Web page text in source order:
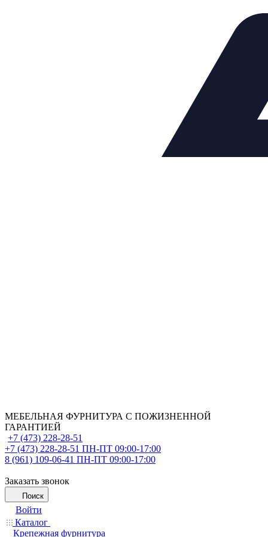
МЕБЕЛЬНАЯ ФУРНИТУРА С ПОЖИЗНЕННОЙ
ГАРАНТИЕЙ
+7 (473) 228-28-51
+7 (473) 228-28-51 ПН-ПТ 09:00-17:00
8 (961) 109-06-41 ПН-ПТ 09:00-17:00
Заказать звонок
Поиск
Войти
Каталог
Крепежная фурнитура